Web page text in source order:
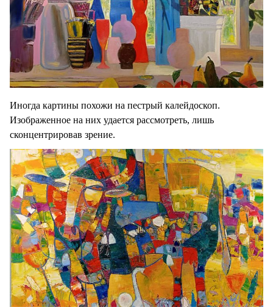
Иногда картины похожи на пестрый калейдоскоп.
Изображенное на них удается рассмотреть, лишь
сконцентрировав зрение.